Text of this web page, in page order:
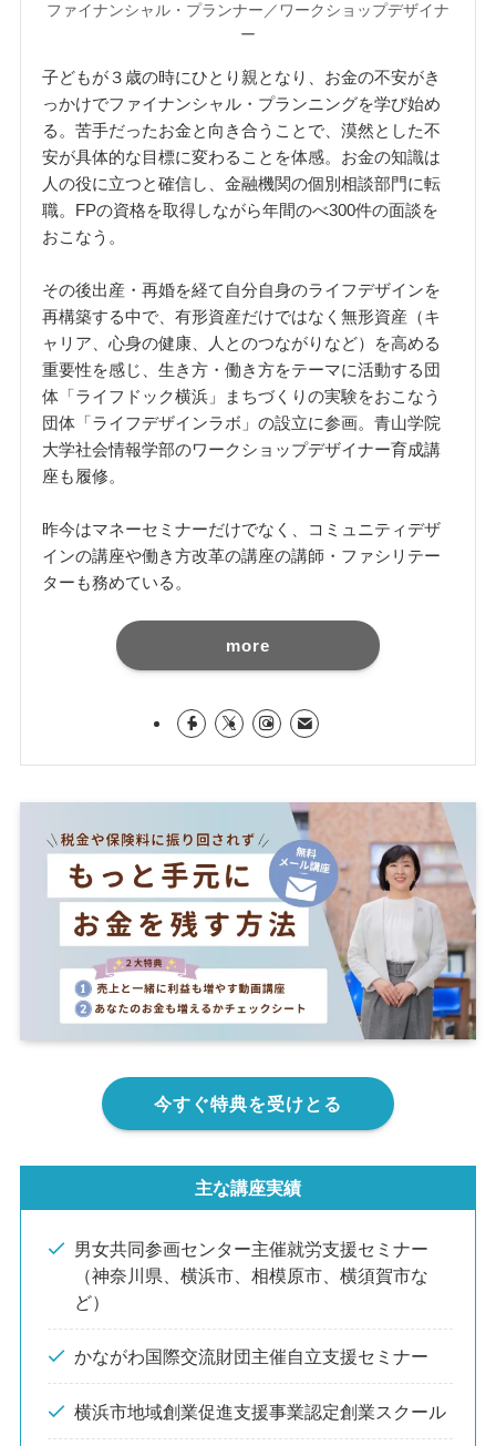
ファイナンシャル・プランナー／ワークショップデザイナ
ー
子どもが３歳の時にひとり親となり、お金の不安がき
っかけでファイナンシャル・プランニングを学び始め
る。苦手だったお金と向き合うことで、漠然とした不
安が具体的な目標に変わることを体感。お金の知識は
人の役に立つと確信し、金融機関の個別相談部門に転
職。FPの資格を取得しながら年間のべ300件の面談を
おこなう。
その後出産・再婚を経て自分自身のライフデザインを
再構築する中で、有形資産だけではなく無形資産（キ
ャリア、心身の健康、人とのつながりなど）を高める
重要性を感じ、生き方・働き方をテーマに活動する団
体「ライフドック横浜」まちづくりの実験をおこなう
団体「ライフデザインラボ」の設立に参画。青山学院
大学社会情報学部のワークショップデザイナー育成講
座も履修。
昨今はマネーセミナーだけでなく、コミュニティデザ
インの講座や働き方改革の講座の講師・ファシリテー
ターも務めている。
more
今すぐ特典を受けとる
主な講座実績
男女共同参画センター主催就労支援セミナー
（神奈川県、横浜市、相模原市、横須賀市な
ど）
かながわ国際交流財団主催自立支援セミナー
横浜市地域創業促進支援事業認定創業スクール